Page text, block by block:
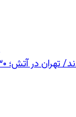
بهارستان چه خبر بود؟